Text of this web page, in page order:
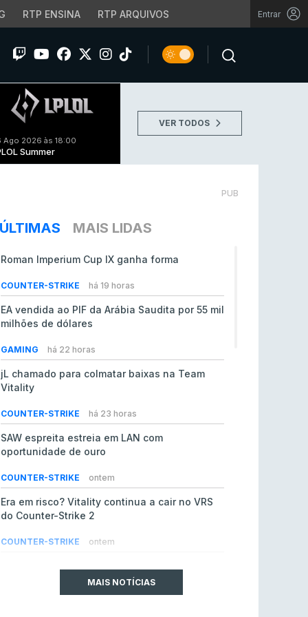
RTP ENSINA RTP ARQUIVOS Entrar
Ago 2026 às 18:00
Summer
VER TODOS
PUB
ÚLTIMAS MAIS LIDAS
Roman Imperium Cup IX ganha forma
COUNTER-STRIKE há 19 horas
EA vendida ao PIF da Arábia Saudita por 55 mil
milhões de dólares
GAMING há 22 horas
jL chamado para colmatar baixas na Team
Vitality
COUNTER-STRIKE há 23 horas
SAW espreita estreia em LAN com
oportunidade de ouro
COUNTER-STRIKE ontem
Era em risco? Vitality continua a cair no VRS
do Counter-Strike 2
COUNTER-STRIKE ontem
comunitários de League of Legends
MAIS NOTÍCIAS